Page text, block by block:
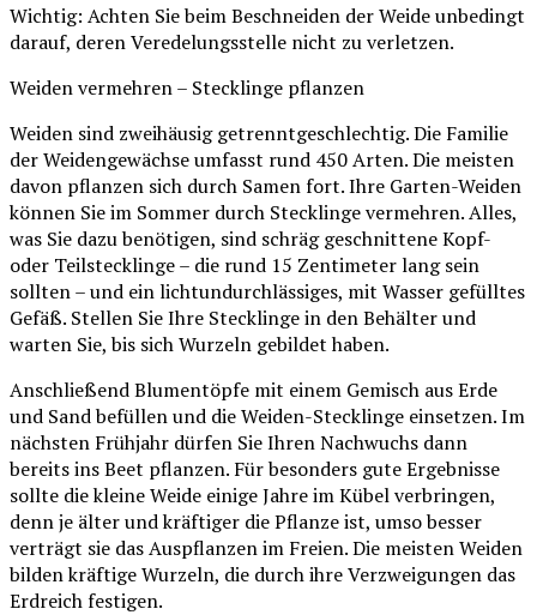
Wichtig: Achten Sie beim Beschneiden der Weide unbedingt
darauf, deren Veredelungsstelle nicht zu verletzen.
Weiden vermehren – Stecklinge pflanzen
Weiden sind zweihäusig getrenntgeschlechtig. Die Familie
der Weidengewächse umfasst rund 450 Arten. Die meisten
davon pflanzen sich durch Samen fort. Ihre Garten-Weiden
können Sie im Sommer durch Stecklinge vermehren. Alles,
was Sie dazu benötigen, sind schräg geschnittene Kopf-
oder Teilstecklinge – die rund 15 Zentimeter lang sein
sollten – und ein lichtundurchlässiges, mit Wasser gefülltes
Gefäß. Stellen Sie Ihre Stecklinge in den Behälter und
warten Sie, bis sich Wurzeln gebildet haben.
Anschließend Blumentöpfe mit einem Gemisch aus Erde
und Sand befüllen und die Weiden-Stecklinge einsetzen. Im
nächsten Frühjahr dürfen Sie Ihren Nachwuchs dann
bereits ins Beet pflanzen. Für besonders gute Ergebnisse
sollte die kleine Weide einige Jahre im Kübel verbringen,
denn je älter und kräftiger die Pflanze ist, umso besser
verträgt sie das Auspflanzen im Freien. Die meisten Weiden
bilden kräftige Wurzeln, die durch ihre Verzweigungen das
Erdreich festigen.